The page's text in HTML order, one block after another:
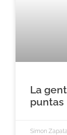
La
puntas
Simon